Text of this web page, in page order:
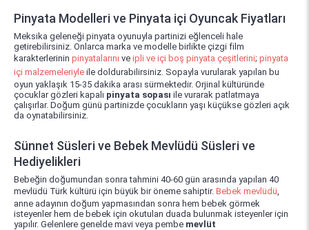
Pinyata Modelleri ve Pinyata içi Oyuncak Fiyatları
Meksika geleneği pinyata oyunuyla partinizi eğlenceli hale
getirebilirsiniz. Onlarca marka ve modelle birlikte çizgi film
karakterlerinin pinyatalarını ve ipli ve içi boş pinyata çeşitlerini; pinyata
içi malzemeleriyle ile doldurabilirsiniz. Sopayla vurularak yapılan bu
oyun yaklaşık 15-35 dakika arası sürmektedir. Orjinal kültüründe
çocuklar gözleri kapalı pinyata sopası ile vurarak patlatmaya
çalışırlar. Doğum günü partinizde çocukların yaşı küçükse gözleri açık
da oynatabilirsiniz.
Sünnet Süsleri ve Bebek Mevlüdü Süsleri ve
Hediyelikleri
Bebeğin doğumundan sonra tahmini 40-60 gün arasında yapılan 40
mevlüdü Türk kültürü için büyük bir öneme sahiptir. Bebek mevlüdü,
anne adayının doğum yapmasından sonra hem bebek görmek
isteyenler hem de bebek için okutulan duada bulunmak isteyenler için
yapılır. Gelenlere genelde mavi veya pembe mevlüt